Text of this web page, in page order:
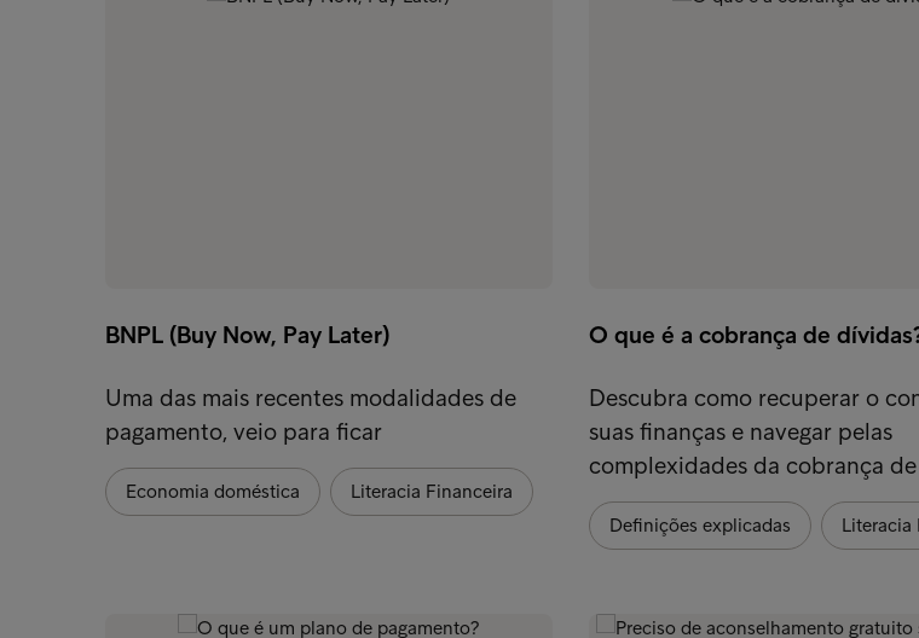
BNPL (Buy Now, Pay Later)
Uma das mais recentes modalidades de
pagamento, veio para ficar
Economia doméstica Literacia Financeira
O que é a cobrança de
Descubra como recuperar o
suas finanças e navegar pelas
complexidades da cobrança
Definições explicadas Literacia